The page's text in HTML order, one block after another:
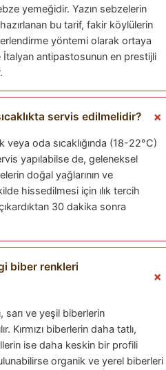
yemeğidir. Yazın sebzelerin
bu tarif, fakir köylülerin
yöntemi olarak ortaya
İtalyan antipastosunun en prestijli
servis edilmelidir?
veya oda sıcaklığında (18-22°C)
yapılabilse de, geleneksel
doğal yağlarının ve
hissedilmesi için ılık tercih
30 dakika sonra
biber renkleri
sarı ve yeşil biberlerin
Kırmızı biberlerin daha tatlı,
ise daha keskin bir profili
organik ve yerel biberleri